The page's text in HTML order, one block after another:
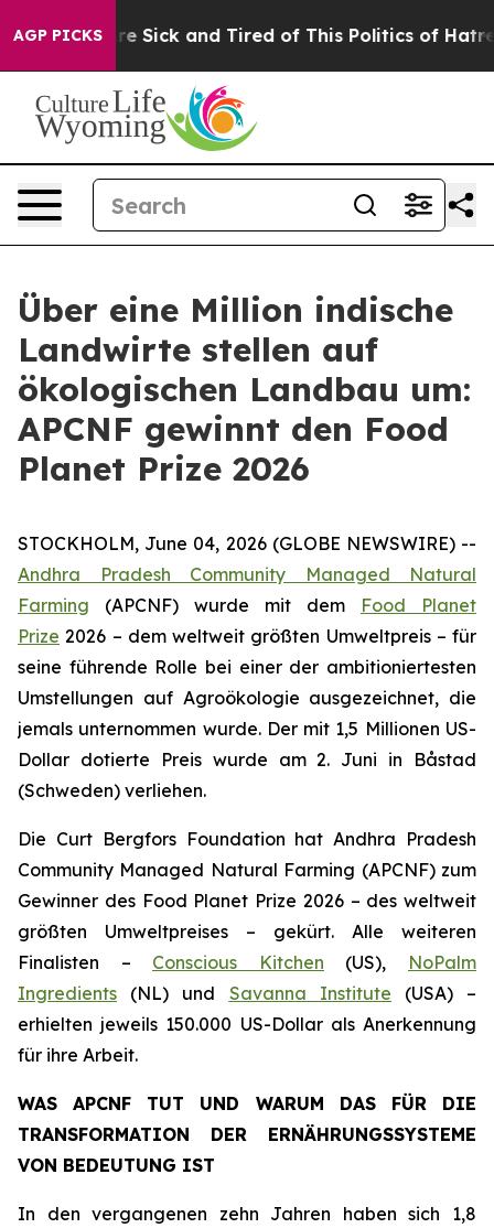
AGP PICKSAre Sick and Tired of This Politics of Hatred”
Über eine Million indische
Landwirte stellen auf
ökologischen Landbau um:
APCNF gewinnt den Food
Planet Prize 2026
STOCKHOLM, June 04, 2026 (GLOBE NEWSWIRE) --
Andhra Pradesh Community Managed Natural
Farming (APCNF) wurde mit dem Food Planet
Prize 2026 – dem weltweit größten Umweltpreis – für
seine führende Rolle bei einer der ambitioniertesten
Umstellungen auf Agroökologie ausgezeichnet, die
jemals unternommen wurde. Der mit 1,5 Millionen US-
Dollar dotierte Preis wurde am 2. Juni in Båstad
(Schweden) verliehen.
Die Curt Bergfors Foundation hat Andhra Pradesh
Community Managed Natural Farming (APCNF) zum
Gewinner des Food Planet Prize 2026 – des weltweit
größten Umweltpreises – gekürt. Alle weiteren
Finalisten – Conscious Kitchen (US), NoPalm
Ingredients (NL) und Savanna Institute (USA) –
erhielten jeweils 150.000 US-Dollar als Anerkennung
für ihre Arbeit.
WAS APCNF TUT UND WARUM DAS FÜR DIE
TRANSFORMATION DER ERNÄHRUNGSSYSTEME
VON BEDEUTUNG IST
In den vergangenen zehn Jahren haben sich 1,8